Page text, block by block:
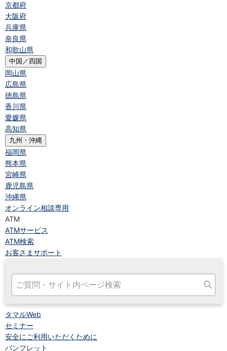
京都府
大阪府
兵庫県
奈良県
和歌山県
中国／四国
岡山県
広島県
徳島県
香川県
愛媛県
高知県
九州・沖縄
福岡県
熊本県
宮崎県
鹿児島県
沖縄県
オンライン相談専用
ATM
ATMサービス
ATM検索
お客さまサポート
タマルWeb
セミナー
安全にご利用いただくために
パンフレット